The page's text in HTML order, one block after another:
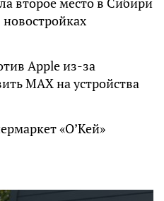
Apple из-за
MAX на устройства
«О’Кей»